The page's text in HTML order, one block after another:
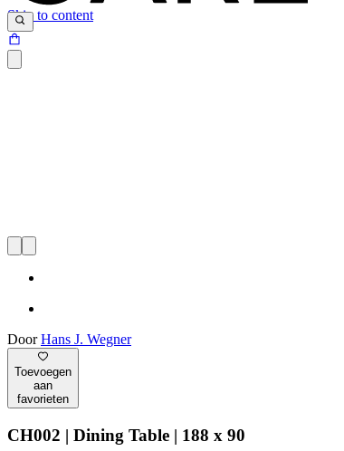
Skip to content
DoorHans J. Wegner
Toevoegen
aan
favorieten
CH002 | Dining Table | 188 x 90